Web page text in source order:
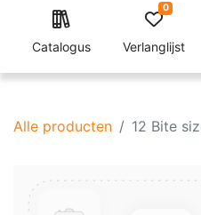
Catalogus Verlanglijst
0
Alle producten 12 Bite